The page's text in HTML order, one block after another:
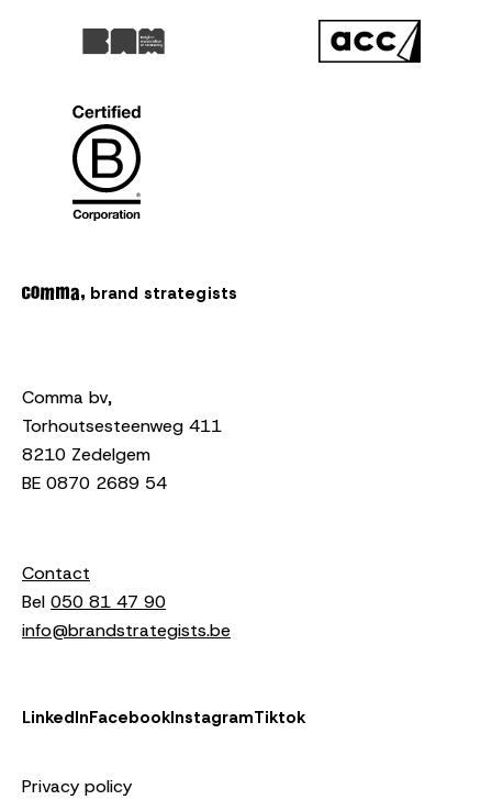
brand strategists
Comma bv,
Torhoutsesteenweg 411
8210 Zedelgem
BE 0870 2689 54
Contact
Bel 050 81 47 90
info@brandstrategists.be
LinkedInFacebookInstagramTiktok
Privacy policy